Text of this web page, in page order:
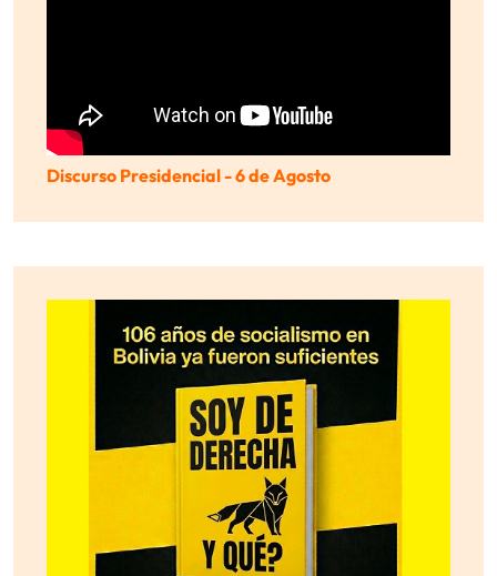
Discurso Presidencial - 6 de Agosto